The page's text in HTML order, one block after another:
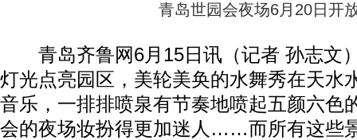
青岛世园会夜场6月20日开
青岛齐鲁网6月15日讯（记者 孙志文
灯光点亮园区，美轮美奂的水舞秀在天水
音乐，一排排喷泉有节奏地喷起五颜六色
会的夜场妆扮得更加迷人……而所有这些